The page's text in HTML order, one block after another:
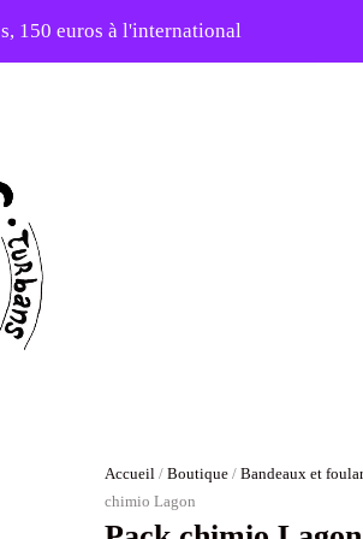
150 euros à l'international
Accueil /Boutique /Bandeaux et
chimio Lagon